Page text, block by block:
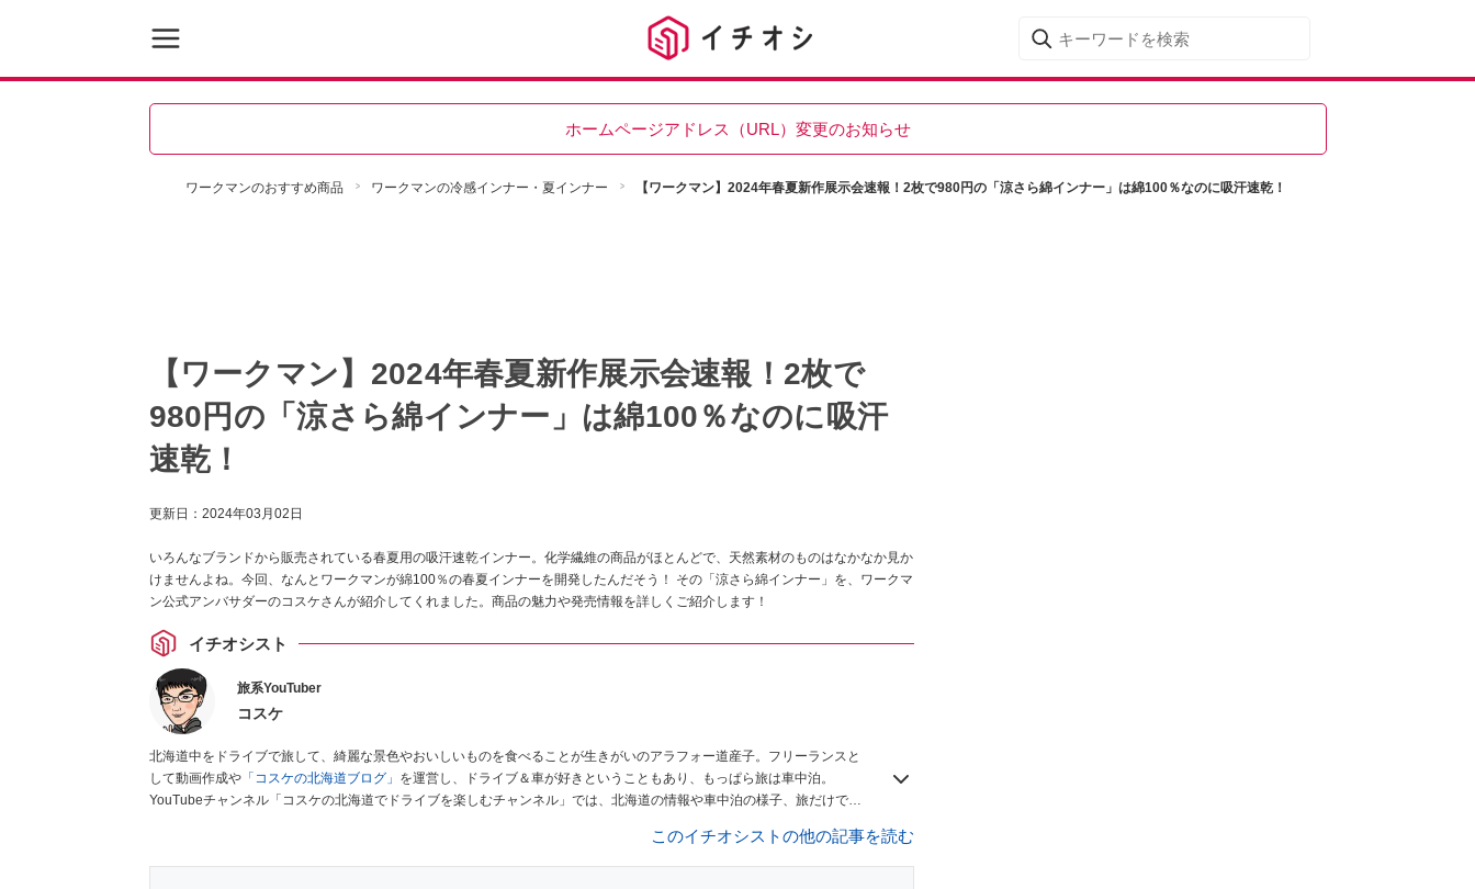
ホームページアドレス（URL）変更のお知らせ
ワークマンのおすすめ商品 ワークマンの冷感インナー・夏インナー 【ワークマン】2024年春夏新作展示会速報！2枚で980円の「涼さら綿インナー」は綿100％なのに吸汗速乾！
【ワークマン】2024年春夏新作展示会速報！2枚で
980円の「涼さら綿インナー」は綿100％なのに吸汗
速乾！
更新日： 2024年03月02日
いろんなブランドから販売されている春夏用の吸汗速乾インナー。化学繊維の商品がほとんどで、天然素材のものはなかなか見か
けませんよね。今回、なんとワークマンが綿100％の春夏インナーを開発したんだそう！ その「涼さら綿インナー」を、ワークマ
ン公式アンバサダーのコスケさんが紹介してくれました。商品の魅力や発売情報を詳しくご紹介します！
イチオシスト
旅系YouTuber
コスケ
北海道中をドライブで旅して、綺麗な景色やおいしいものを食べることが生きがいのアラフォー道産子。フリーランスと
して動画作成や「コスケの北海道ブログ」 を運営し、ドライブ＆車が好きということもあり、もっぱら旅は車中泊。
YouTubeチャンネル「コスケの北海道でドライブを楽しむチャンネル」では、北海道の情報や車中泊の様子、旅だけでは
このイチオシストの他の記事を読む